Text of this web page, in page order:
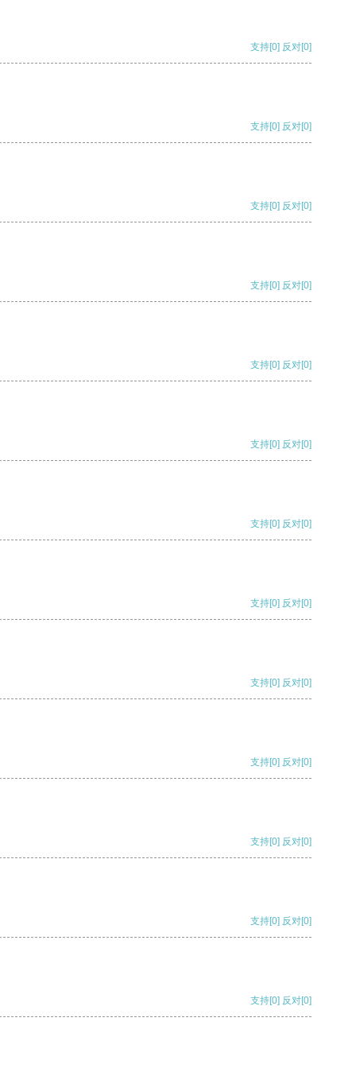
支持[0] 反对[0]
支持[0] 反对[0]
支持[0] 反对[0]
支持[0] 反对[0]
支持[0] 反对[0]
支持[0] 反对[0]
支持[0] 反对[0]
支持[0] 反对[0]
支持[0] 反对[0]
支持[0] 反对[0]
支持[0] 反对[0]
支持[0] 反对[0]
支持[0] 反对[0]